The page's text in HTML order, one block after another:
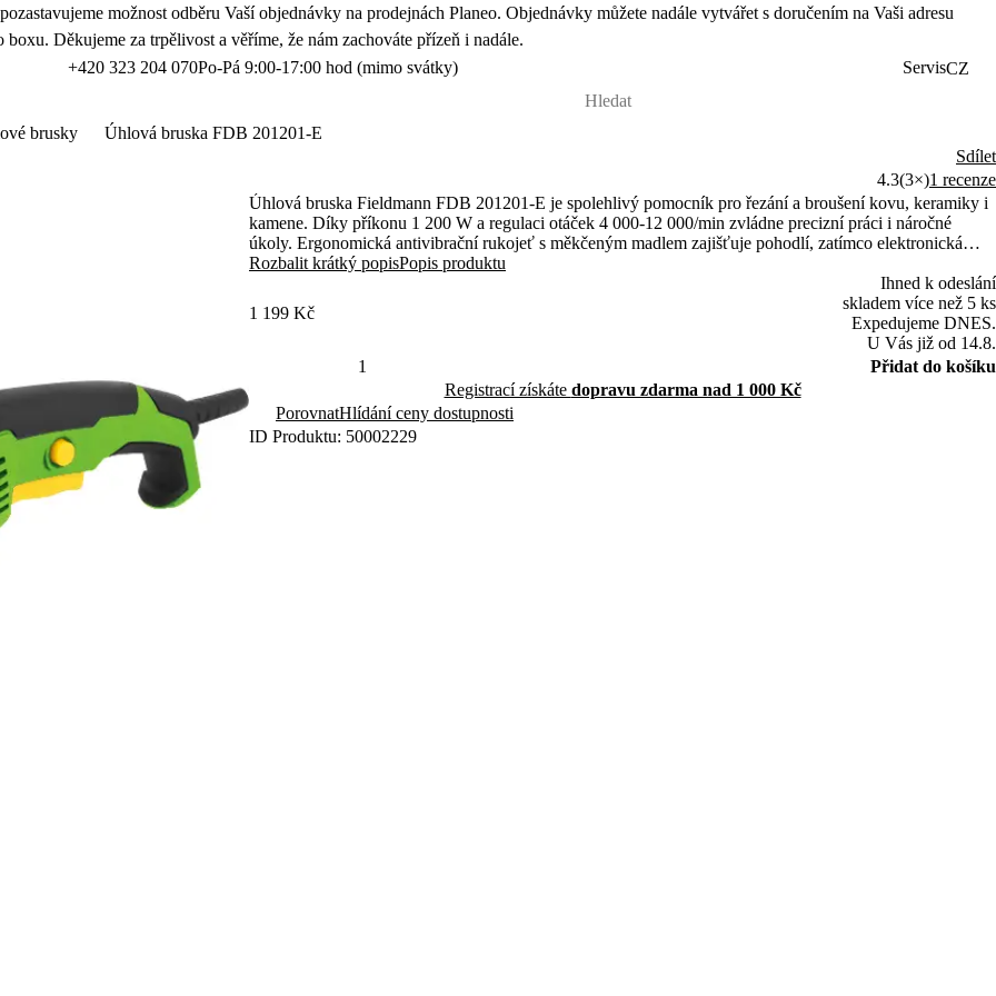
možnost odběru Vaší objednávky na prodejnách Planeo. Objednávky můžete nadále vytvářet s doručením na Vaši adresu
boxu. Děkujeme za trpělivost a věříme, že nám zachováte přízeň i nadále.
+420 323 204 070Po-Pá 9:00-17:00 hod (mimo svátky) ServisCZ
brusky
Úhlová bruska FDB 201201-E
Sdílet
4.3(3×)1 recenze
Úhlová bruska Fieldmann FDB 201201-E je spolehlivý pomocník pro řezání a broušení kovu, keramiky i
kamene. Díky příkonu 1 200 W a regulaci otáček 4 000-12 000/min zvládne precizní práci i náročné
úkoly. Ergonomická antivibrační rukojeť s měkčeným madlem zajišťuje pohodlí, zatímco elektronická
regulace otáček poskytuje plnou kontrolu nad výkonem. Součástí balení je plastový kufřík a brusný
Rozbalit krátký popisPopis produktu
1 199 Kč
Ihned k odeslání
skladem více než 5 ks
Expedujeme DNES.
U Vás již od 14.8.
Přidat do košíku
Registrací získáte dopravu zdarma nad 1 000 Kč
PorovnatHlídání ceny dostupnosti
ID Produktu: 50002229